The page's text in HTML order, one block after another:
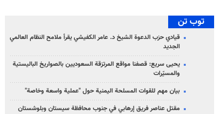
توب تن
قيادي حزب الدعوة الشيخ د. عامر الكفيشي يقرأ ملامح النظام العالمي
الجديد
يحيى سريع: قصفنا مواقع المرتزقة السعوديين بالصواريخ الباليستية
والمسيّرات
بيان مهم للقوات المسلحة اليمنية حول "عملية واسعة وخاصة"
مقتل عناصر فريق إرهابي في جنوب محافظة سيستان وبلوشستان